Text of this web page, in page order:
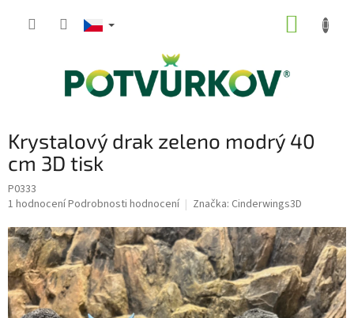
Krystalový drak zeleno modrý 40
cm 3D tisk
P0333
Průměrné
produktu
je
5,0
z
5
hvězdiček.
1 hodnoceníPodrobnosti hodnocení Značka: Cinderwings3D